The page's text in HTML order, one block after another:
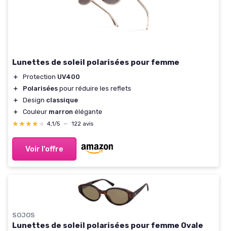
Lunettes de soleil polarisées pour femme
＋ Protection UV400
＋
Polarisées pour réduire les reflets
＋
Design classique
＋
Couleur marron élégante
★★★★★
★★★★★ 4,1/5 — 122 avis
Voir l'offre
SOJOS
Lunettes de soleil polarisées pour femme Ovale